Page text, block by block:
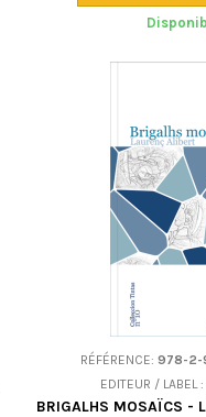
RÉFÉRENCE: 978-2-
EDITEUR / LABEL
BRIGALHS MOSAÏCS -